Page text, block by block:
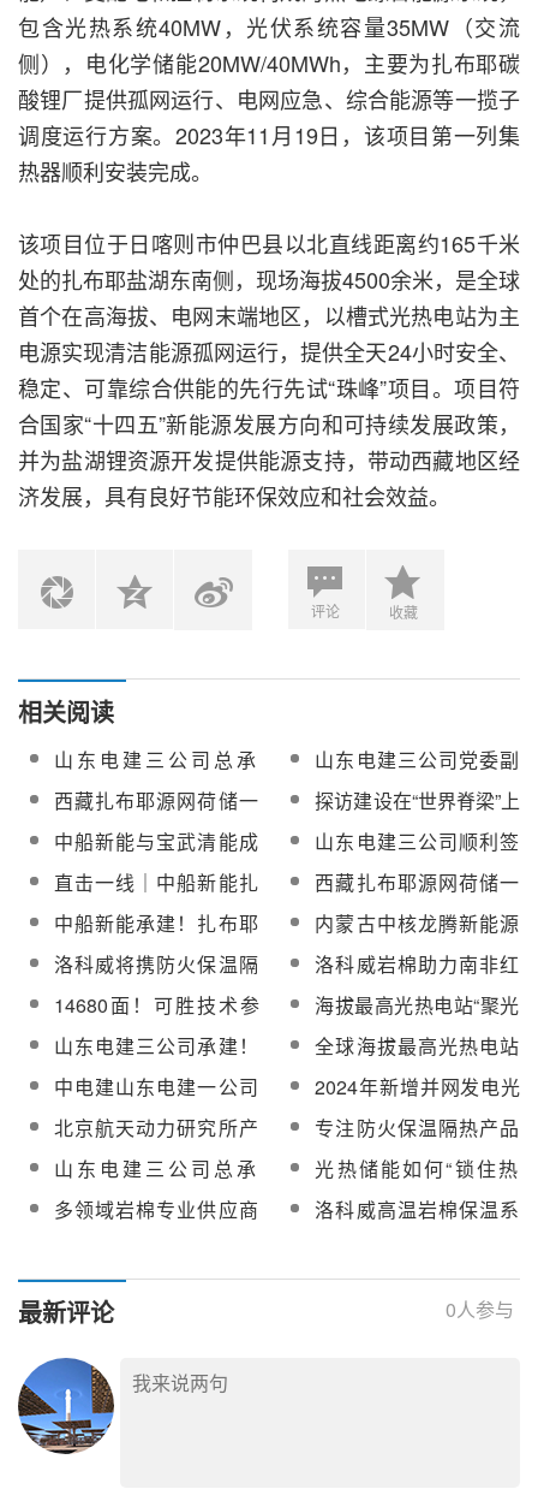
包含光热系统40MW，光伏系统容量35MW（交流
侧），电化学储能20MW/40MWh，主要为扎布耶碳
酸锂厂提供孤网运行、电网应急、综合能源等一揽子
调度运行方案。2023年11月19日，该项目第一列集
热器顺利安装完成。
该项目位于日喀则市仲巴县以北直线距离约165千米
处的扎布耶盐湖东南侧，现场海拔4500余米，是全球
首个在高海拔、电网末端地区，以槽式光热电站为主
电源实现清洁能源孤网运行，提供全天24小时安全、
稳定、可靠综合供能的先行先试“珠峰”项目。项目符
合国家“十四五”新能源发展方向和可持续发展政策，
并为盐湖锂资源开发提供能源支持，带动西藏地区经
济发展，具有良好节能环保效应和社会效益。
评论 收藏
相关阅读
山东电建三公司总承
包！南非红石100MW光
热项目、西藏扎布耶综
合能源EPC项目进度刷
新
山东电建三公司党委副
书记、总经理刘明华到
西藏扎布耶综合能源
EPC项目视察
西藏扎布耶源网荷储一
体化综合能源供应项目
交付聚光支架系统已达
20000吨！
探访建设在“世界脊梁”上
的光热电站——西藏扎
布耶源网荷储一体化综
合能源供应项目
中船新能与宝武清能成
功签署西藏扎布耶源网
荷储一体化综合能源站
运营外包服务合同
山东电建三公司顺利签
订西藏扎布耶源网荷储
一体化项目检修维护合
同
直击一线｜中船新能扎
布耶能源站项目系列主
题文化活动作品展
西藏扎布耶源网荷储一
体化综合能源供应项目
聚光支架系统全面完工
中船新能承建！扎布耶
源能源站项目集热器组
装吊装工作圆满完成
内蒙古中核龙腾新能源
有限公司扎布耶运维项
目保运服务中标候选人
公示
洛科威将携防火保温隔
热产品和系统解决方案
亮相第十一届中国国际
光热大会
洛科威岩棉助力南非红
石光热项目
14680面！可胜技术参
建的中电建乌斯通
100MW光热项目全部定
日镜组装安装完成
海拔最高光热电站“聚光
神器”，圣普太阳能供货
的反射镜通过性能考验
山东电建三公司承建！
西藏扎布耶综合能源
EPC项目镜场导热油系
统全部注油完成
全球海拔最高光热电站
——西藏扎布耶综合能
源供应项目成功并网发
电
中电建山东电建一公司
&中电建西北院联合体
中标西藏首个100MW塔
式光热EPC项目
2024年新增并网发电光
热发电项目统计
北京航天动力研究所产
品保障全球海拔最高光
热电站成功并网发电
专注防火保温隔热产品
和系统解决方案！洛科
威邀您共聚CPC2025第
十二届光热大会
山东电建三公司总承
包！西藏扎布耶40MW
槽式光热电站项目全面
光热储能如何“锁住热
量”？探访鲁科新材的硬
实力
多领域岩棉专业供应商
CSPPLAZA会员单位
洛科威高温岩棉保温系
中国国际光热大会
最新评论 0人参与